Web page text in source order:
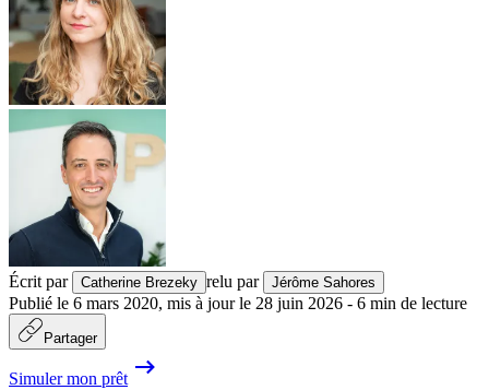
Écrit par Catherine Brezeky relu par Jérôme Sahores
Publié le 6 mars 2020, mis à jour le 28 juin 2026 - 6 min de lecture
Partager
Simuler mon prêt